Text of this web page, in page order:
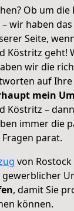
Ob um die
wir haben das
Seite,
Köstritz geht!
wir die
auf
mein
Köstritz –
immer die
parat.
von Rostock
, damit Sie
können.